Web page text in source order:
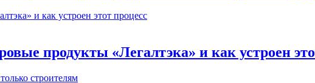
продукты «Легалтэка» и как устроен